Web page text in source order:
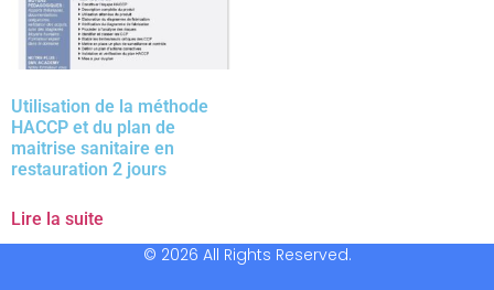
Utilisation de la méthode
HACCP et du plan de
maitrise sanitaire en
restauration 2 jours
Lire la suite
© 2026 All Rights Reserved.